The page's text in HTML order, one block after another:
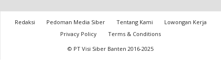
Redaksi Pedoman Media Siber Tentang Kami
Lowongan Kerja
Privacy Policy
Terms & Conditions
© PT Visi Siber Banten 2016-2025